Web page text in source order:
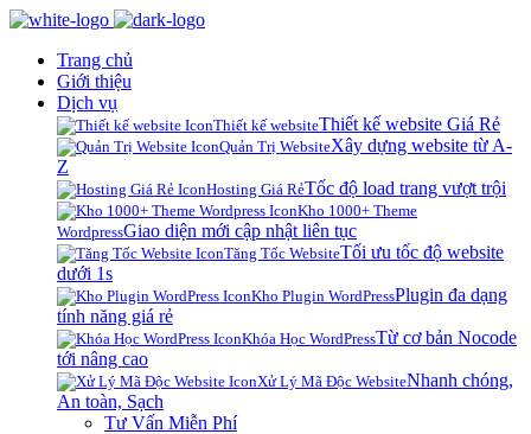
Trang chủ
Giới thiệu
Dịch vụ
Thiết kế websiteThiết kế website Giá Rẻ
Quản Trị WebsiteXây dựng website từ A-
Z
Hosting Giá RẻTốc độ load trang vượt trội
Kho 1000+ Theme
WordpressGiao diện mới cập nhật liên tục
Tăng Tốc WebsiteTối ưu tốc độ website
dưới 1s
Kho Plugin WordPressPlugin đa dạng
tính năng giá rẻ
Khóa Học WordPressTừ cơ bản Nocode
tới nâng cao
Xử Lý Mã Độc WebsiteNhanh chóng,
An toàn, Sạch
Tư Vấn Miễn Phí